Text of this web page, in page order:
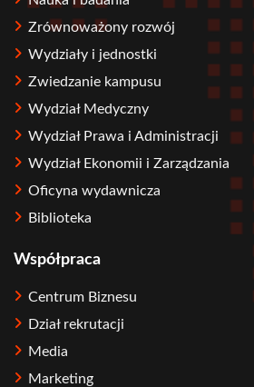
Zrównoważony rozwój
Wydziały i jednostki
Zwiedzanie kampusu
Wydział Medyczny
Wydział Prawa i Administracji
Wydział Ekonomii i Zarządzania
Oficyna wydawnicza
Biblioteka
Współpraca
Centrum Biznesu
Dział rekrutacji
Media
Marketing